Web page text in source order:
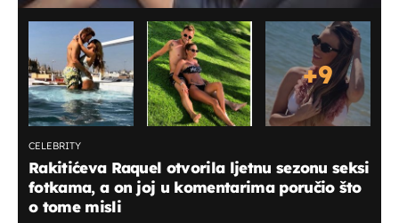
+9
CELEBRITY
Rakitićeva Raquel otvorila ljetnu sezonu seksi
fotkama, a on joj u komentarima poručio što
o tome misli